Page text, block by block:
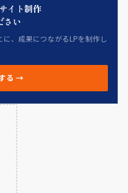
イト制作
さい
に、成果につながるLPを制作し
る →